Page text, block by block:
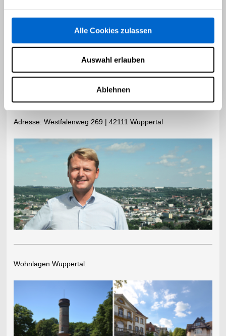
Alle Cookies zulassen
Auswahl erlauben
Ablehnen
Makeln aus Leidenschaft..!
Telefon:0202-27276299
​Adresse: Westfalenweg 269 | 42111 Wuppertal
Wohnlagen Wuppertal: